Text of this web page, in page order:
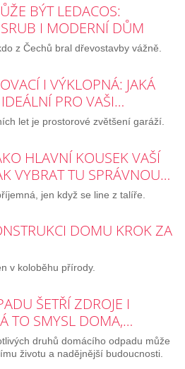
BÝT LEDACOS:
I MODERNÍ DŮM
z Čechů bral dřevostavby vážně.
I VÝKLOPNÁ: JAKÁ
PRO VAŠI…
let je prostorové zvětšení garáží.
HLAVNÍ KOUSEK VAŠÍ
VYBRAT TU SPRÁVNOU…
jen když se line z talíře.
DOMU KROK ZA
v koloběhu přírody.
ŠETŘÍ ZDROJE I
TO SMYSL DOMA,…
druhů domácího odpadu může
životu a nadějnější budoucnosti.